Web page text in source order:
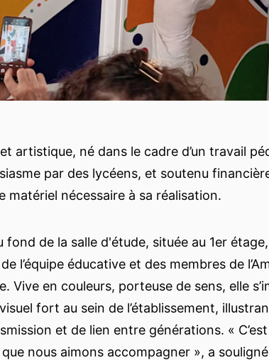
artistique, né dans le cadre d’un travail
par des lycéens, et soutenu
matériel nécessaire à sa réalisation.
fond de la salle d'étude, située au 1er
l’équipe éducative et des membres de
Vive en couleurs, porteuse de sens, elle
fort au sein de l’établissement,
et de lien entre générations. «
nous aimons accompagner », a